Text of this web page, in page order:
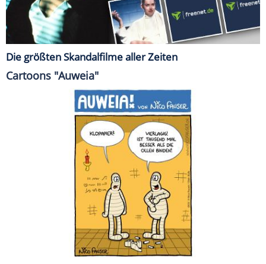
Die größten Skandalfilme aller Zeiten
Cartoons "Auweia"